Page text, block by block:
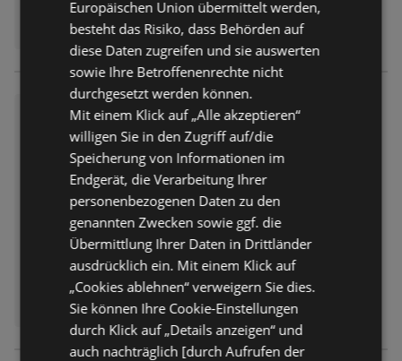
Getränkeangebote
Prospekt nicht mehr gültig
Abgelaufen am: 26.07.2026
Europäischen Union übermittelt werden,
besteht das Risiko, dass Behörden auf
diese Daten zugreifen und sie auswerten
sowie Ihre Betroffenenrechte nicht
durchgesetzt werden können.
Mit einem Klick auf „Alle akzeptieren“
willigen Sie in den Zugriff auf/die
Speicherung von Informationen im
Endgerät, die Verarbeitung Ihrer
personenbezogenen Daten zu den
genannten Zwecken sowie ggf. die
Übermittlung Ihrer Daten in Drittländer
ausdrücklich ein. Mit einem Klick auf
„Cookies ablehnen“ verweigern Sie dies.
Sie können Ihre Cookie-Einstellungen
durch Klick auf „Details anzeigen“ und
auch nachträglich [durch Aufrufen der